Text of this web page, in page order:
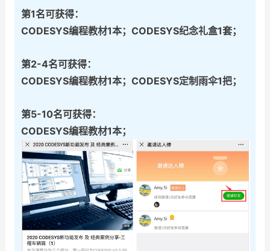
第1名可获得：
CODESYS编程教材1本；CODESYS纪念礼盒1套；
第2-4名可获得：
CODESYS编程教材1本；CODESYS定制雨伞1把；
第5-10名可获得：
CODESYS编程教材1本；